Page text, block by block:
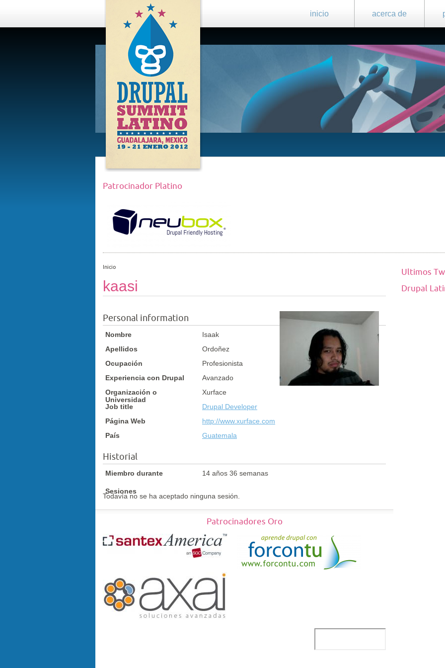
inicio acerca de
DRUPAL
SUMMIT
LATINO,
GUADALAJARA
2012
Patrocinador Platino
Inicio
kaasi
Personal information
Nombre
Isaak
Apellidos
Ordoñez
Ocupación
Profesionista
Experiencia con Drupal
Avanzado
Organización o
Universidad
Xurface
Job title
Drupal Developer
Página Web
http://www.xurface.com
País
Guatemala
Historial
Miembro durante 14 años 36 semanas
Sesiones
Todavía no se ha aceptado ninguna sesión.
Patrocinadores Oro
Ultimos
Drupal